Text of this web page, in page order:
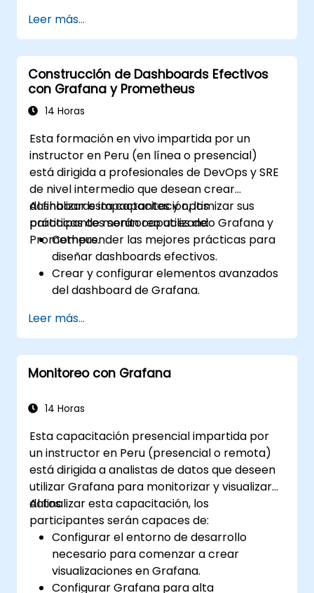
Automatizar respuestas a las alertas
para una resolución más rápida de
problemas.
Utilizar Grafana para visualizar y
gestionar alertas de manera efectiva.
Leer más...
Construcción de Dashboards Efectivos
con Grafana y Prometheus
14 Horas
Esta formación en vivo impartida por un
instructor en Peru (en línea o presencial)
está dirigida a profesionales de DevOps y SRE
de nivel intermedio que desean crear
dashboards impactantes y optimizar sus
prácticas de monitoreo utilizando Grafana y
Prometheus.
Al finalizar esta capacitación, los
participantes serán capaces de:
Comprender las mejores prácticas para
diseñar dashboards efectivos.
Crear y configurar elementos avanzados
del dashboard de Grafana.
para crear dashboards dinámicos y
reutilizables.
Implementar mecanismos de alerta para
mejorar la conciencia operativa.
Leer más...
Monitoreo con Grafana
14 Horas
Esta capacitación presencial impartida por
un instructor en Peru (presencial o remota)
está dirigida a analistas de datos que deseen
utilizar Grafana para monitorizar y visualizar
datos.
Al finalizar esta capacitación, los
participantes serán capaces de:
Configurar el entorno de desarrollo
necesario para comenzar a crear
visualizaciones en Grafana.
Configurar Grafana para alta